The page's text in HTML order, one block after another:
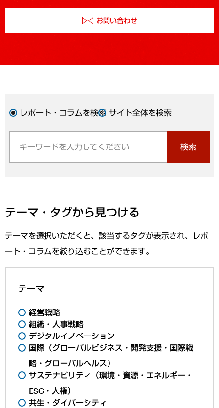
お問い合わせ
レポート・コラムを検索 サイト全体を検索
検索
テーマ・タグから見つける
テーマを選択いただくと、該当するタグが表示され、レポ
ート・コラムを絞り込むことができます。
テーマ
経営戦略
組織・人事戦略
デジタルイノベーション
国際（グローバルビジネス・開発支援・国際戦
略・グローバルヘルス）
サステナビリティ（環境・資源・エネルギー・
ESG・人権）
共生・ダイバーシティ